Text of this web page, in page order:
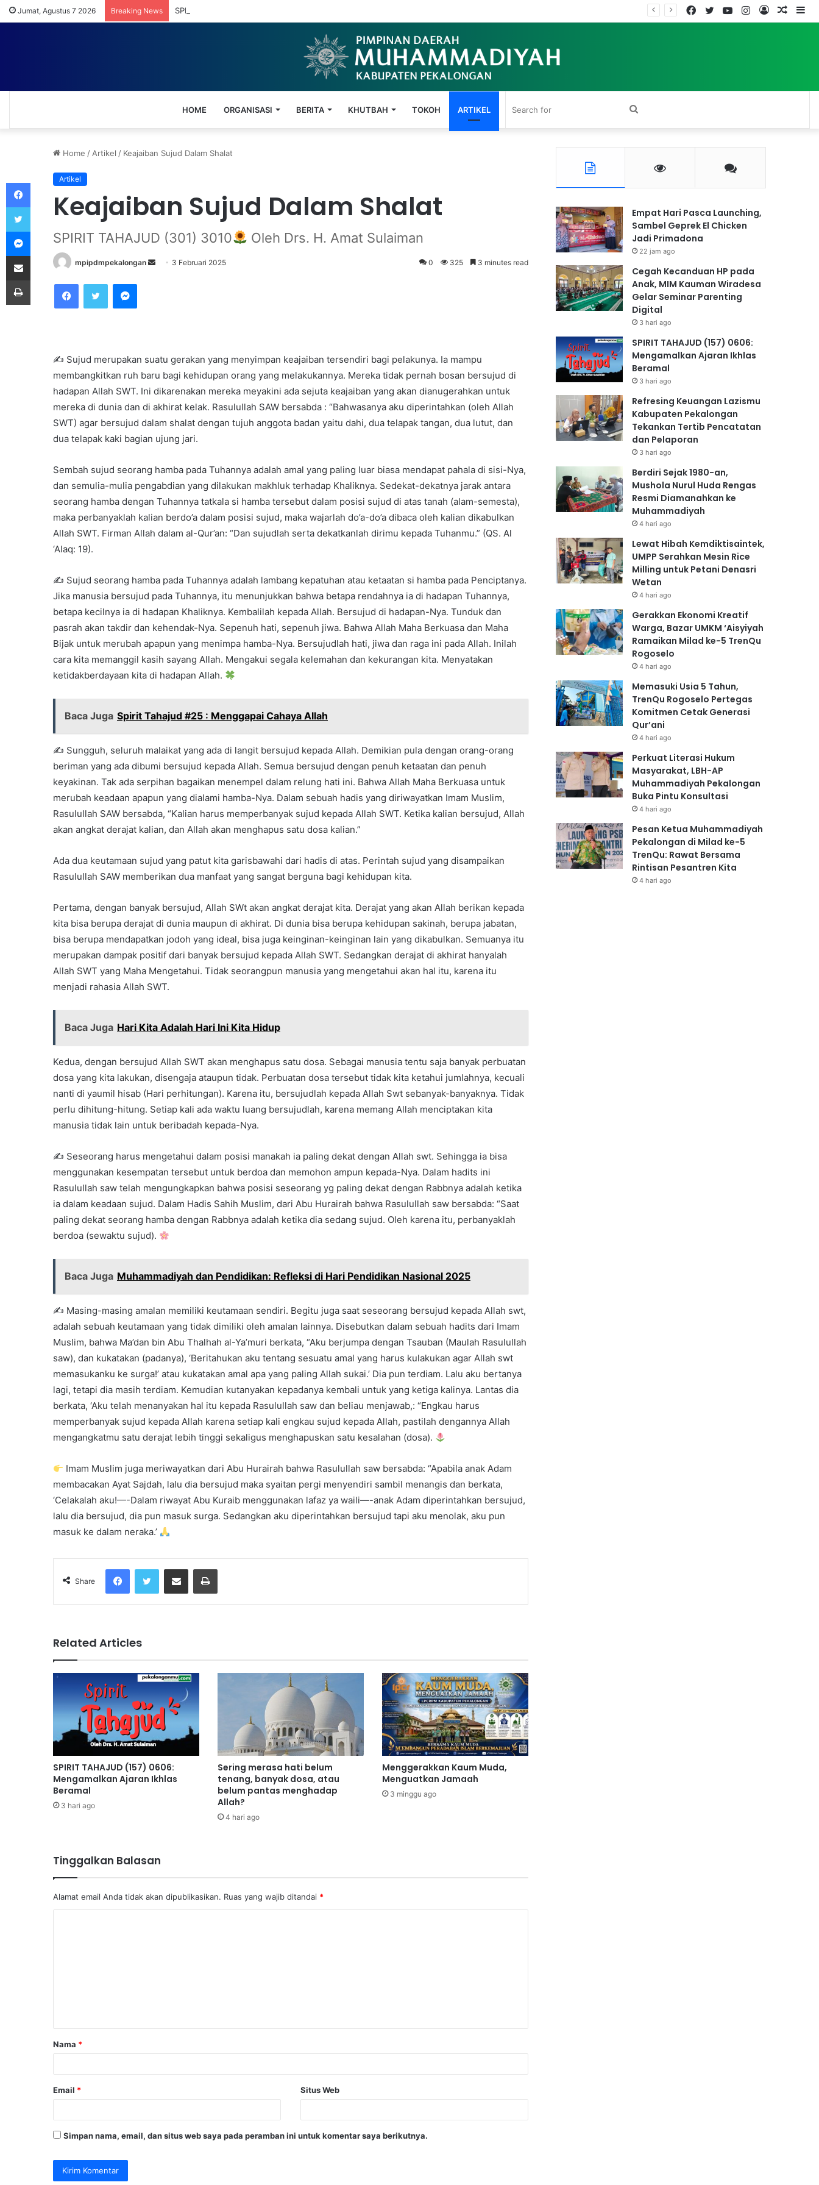
Jumat, Agustus 7 2026 Breaking News SPIRIT TAHAJUD (157) 0606: Mengamalkan Ajaran Ikhlas Beramal
Log
Instagram
YouTube
Twitter
Facebook
HOME ORGANISASI BERITA KHUTBAH TOKOH ARTIKEL Search
for
Home / Artikel / Keajaiban Sujud Dalam Shalat
Artikel
Keajaiban Sujud Dalam Shalat
SPIRIT TAHAJUD (301) 3010 Oleh Drs. H. Amat Sulaiman
mpipdmpekalongan
m
a
i
l
3 Februari 2025 0 325 3 minutes read
✍ Sujud merupakan suatu gerakan yang menyimpan keajaiban tersendiri bagi pelakunya. Ia mampu
membangkitkan ruh baru bagi kehidupan orang yang melakukannya. Mereka tidak pernah bosan bersujud di
hadapan Allah SWT. Ini dikarenakan mereka meyakini ada sejuta keajaiban yang akan dianugerahkan untuk
mereka di dunia dan di akhirat kelak. Rasulullah SAW bersabda : “Bahwasanya aku diperintahkan (oleh Allah
SWT) agar bersujud dalam shalat dengan tujuh anggota badan yaitu dahi, dua telapak tangan, dua lutut, dan
dua telapak kaki bagian ujung jari.
Sembah sujud seorang hamba pada Tuhannya adalah amal yang paling luar biasa mendapat pahala di sisi-Nya,
dan semulia-mulia pengabdian yang dilakukan makhluk terhadap Khaliknya. Sedekat-dekatnya jarak antara
seorang hamba dengan Tuhannya tatkala si hamba tersebut dalam posisi sujud di atas tanah (alam-semesta),
maka perbanyaklah kalian berdo’a dalam posisi sujud, maka wajarlah do’a-do’a dibaca oleh kalian dikabulkan
Allah SWT. Firman Allah dalam al-Qur’an: “Dan sujudlah serta dekatkanlah dirimu kepada Tuhanmu.” (QS. Al
‘Alaq: 19).
✍ Sujud seorang hamba pada Tuhannya adalah lambang kepatuhan atau ketaatan si hamba pada Penciptanya.
Jika manusia bersujud pada Tuhannya, itu menunjukkan bahwa betapa rendahnya ia di hadapan Tuhannya,
betapa kecilnya ia di hadapan Khaliknya. Kembalilah kepada Allah. Bersujud di hadapan-Nya. Tunduk dan
pasrah akan takdir dan kehendak-Nya. Sepenuh hati, sepenuh jiwa. Bahwa Allah Maha Berkuasa dan Maha
Bijak untuk merubah apapun yang menimpa hamba-Nya. Bersujudlah hati, jiwa dan raga ini pada Allah. Inilah
cara kita memanggil kasih sayang Allah. Mengakui segala kelemahan dan kekurangan kita. Menyatakan
ketidakberdayaan kita di hadapan Allah.
Baca Juga Spirit Tahajud #25 : Menggapai Cahaya Allah
✍ Sungguh, seluruh malaikat yang ada di langit bersujud kepada Allah. Demikian pula dengan orang-orang
beriman yang ada dibumi bersujud kepada Allah. Semua bersujud dengan penuh ketaatan dan penuh
keyakinan. Tak ada serpihan bagaikan menempel dalam relung hati ini. Bahwa Allah Maha Berkuasa untuk
merubah keadaan apapun yang dialami hamba-Nya. Dalam sebuah hadis yang diriwayatkan Imam Muslim,
Rasulullah SAW bersabda, “Kalian harus memperbanyak sujud kepada Allah SWT. Ketika kalian bersujud, Allah
akan angkat derajat kalian, dan Allah akan menghapus satu dosa kalian.”
Ada dua keutamaan sujud yang patut kita garisbawahi dari hadis di atas. Perintah sujud yang disampaikan
Rasulullah SAW memberikan dua manfaat yang sangat berguna bagi kehidupan kita.
Pertama, dengan banyak bersujud, Allah SWt akan angkat derajat kita. Derajat yang akan Allah berikan kepada
kita bisa berupa derajat di dunia maupun di akhirat. Di dunia bisa berupa kehidupan sakinah, berupa jabatan,
bisa berupa mendapatkan jodoh yang ideal, bisa juga keinginan-keinginan lain yang dikabulkan. Semuanya itu
merupakan dampak positif dari banyak bersujud kepada Allah SWT. Sedangkan derajat di akhirat hanyalah
Allah SWT yang Maha Mengetahui. Tidak seorangpun manusia yang mengetahui akan hal itu, karena itu
menjadi rahasia Allah SWT.
Baca Juga Hari Kita Adalah Hari Ini Kita Hidup
Kedua, dengan bersujud Allah SWT akan menghapus satu dosa. Sebagai manusia tentu saja banyak perbuatan
dosa yang kita lakukan, disengaja ataupun tidak. Perbuatan dosa tersebut tidak kita ketahui jumlahnya, kecuali
nanti di yaumil hisab (Hari perhitungan). Karena itu, bersujudlah kepada Allah Swt sebanyak-banyaknya. Tidak
perlu dihitung-hitung. Setiap kali ada waktu luang bersujudlah, karena memang Allah menciptakan kita
manusia tidak lain untuk beribadah kepada-Nya.
✍ Seseorang harus mengetahui dalam posisi manakah ia paling dekat dengan Allah swt. Sehingga ia bisa
menggunakan kesempatan tersebut untuk berdoa dan memohon ampun kepada-Nya. Dalam hadits ini
Rasulullah saw telah mengungkapkan bahwa posisi seseorang yg paling dekat dengan Rabbnya adalah ketika
ia dalam keadaan sujud. Dalam Hadis Sahih Muslim, dari Abu Hurairah bahwa Rasulullah saw bersabda: “Saat
paling dekat seorang hamba dengan Rabbnya adalah ketika dia sedang sujud. Oleh karena itu, perbanyaklah
berdoa (sewaktu sujud).
Baca Juga Muhammadiyah dan Pendidikan: Refleksi di Hari Pendidikan Nasional 2025
✍ Masing-masing amalan memiliki keutamaan sendiri. Begitu juga saat seseorang bersujud kepada Allah swt,
adalah sebuah keutamaan yang tidak dimiliki oleh amalan lainnya. Disebutkan dalam sebuah hadits dari Imam
Muslim, bahwa Ma’dan bin Abu Thalhah al-Ya’muri berkata, “Aku berjumpa dengan Tsauban (Maulah Rasulullah
saw), dan kukatakan (padanya), ‘Beritahukan aku tentang sesuatu amal yang harus kulakukan agar Allah swt
memasukanku ke surga!’ atau kukatakan amal apa yang paling Allah sukai.’ Dia pun terdiam. Lalu aku bertanya
lagi, tetapi dia masih terdiam. Kemudian kutanyakan kepadanya kembali untuk yang ketiga kalinya. Lantas dia
berkata, ‘Aku telah menanyakan hal itu kepada Rasulullah saw dan beliau menjawab,: “Engkau harus
memperbanyak sujud kepada Allah karena setiap kali engkau sujud kepada Allah, pastilah dengannya Allah
mengangkatmu satu derajat lebih tinggi sekaligus menghapuskan satu kesalahan (dosa).
Imam Muslim juga meriwayatkan dari Abu Hurairah bahwa Rasulullah saw bersabda: “Apabila anak Adam
membacakan Ayat Sajdah, lalu dia bersujud maka syaitan pergi menyendiri sambil menangis dan berkata,
‘Celakalah aku!—-Dalam riwayat Abu Kuraib menggunakan lafaz ya waili—-anak Adam diperintahkan bersujud,
lalu dia bersujud, dia pun masuk surga. Sedangkan aku diperintahkan bersujud tapi aku menolak, aku pun
masuk ke dalam neraka.’
Share
Related Articles
SPIRIT TAHAJUD (157) 0606:
Mengamalkan Ajaran Ikhlas
Beramal
3 hari ago
Sering merasa hati belum
tenang, banyak dosa, atau
belum pantas menghadap
Allah?
4 hari ago
Menggerakkan Kaum Muda,
Menguatkan Jamaah
3 minggu ago
Tinggalkan Balasan
Alamat email Anda tidak akan dipublikasikan. Ruas yang wajib ditandai *
a
r
Nama *
Email * Situs Web
Simpan nama, email, dan situs web saya pada peramban ini untuk komentar saya berikutnya.
Empat Hari Pasca Launching,
Sambel Geprek El Chicken
Jadi Primadona
22 jam ago
Cegah Kecanduan HP pada
Anak, MIM Kauman Wiradesa
Gelar Seminar Parenting
Digital
3 hari ago
SPIRIT TAHAJUD (157) 0606:
Mengamalkan Ajaran Ikhlas
Beramal
3 hari ago
Refresing Keuangan Lazismu
Kabupaten Pekalongan
Tekankan Tertib Pencatatan
dan Pelaporan
3 hari ago
Berdiri Sejak 1980-an,
Mushola Nurul Huda Rengas
Resmi Diamanahkan ke
Muhammadiyah
4 hari ago
Lewat Hibah Kemdiktisaintek,
UMPP Serahkan Mesin Rice
Milling untuk Petani Denasri
Wetan
4 hari ago
Gerakkan Ekonomi Kreatif
Warga, Bazar UMKM ‘Aisyiyah
Ramaikan Milad ke-5 TrenQu
Rogoselo
4 hari ago
Memasuki Usia 5 Tahun,
TrenQu Rogoselo Pertegas
Komitmen Cetak Generasi
Qur’ani
4 hari ago
Perkuat Literasi Hukum
Masyarakat, LBH-AP
Muhammadiyah Pekalongan
Buka Pintu Konsultasi
4 hari ago
Pesan Ketua Muhammadiyah
Pekalongan di Milad ke-5
TrenQu: Rawat Bersama
Rintisan Pesantren Kita
4 hari ago
Facebook
Messenger